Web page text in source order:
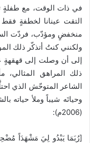
في ذات الوقت، مع طفلةٍ
التقت عينانا لخطفةٍ
منخفضٍ ومؤدّب، فردّت
ولكنني كنتُ أتذكّر ذلك
إلى أن وصلت إلى قهقهةٍ
ذلك المراهق المثالي،
الشاعر المتوحّش الذي
وحياتَه شيباً وملأ حياته
(2006م):
[رُبَمَا يَبْدُو لِيَ مَشْهَدَاً